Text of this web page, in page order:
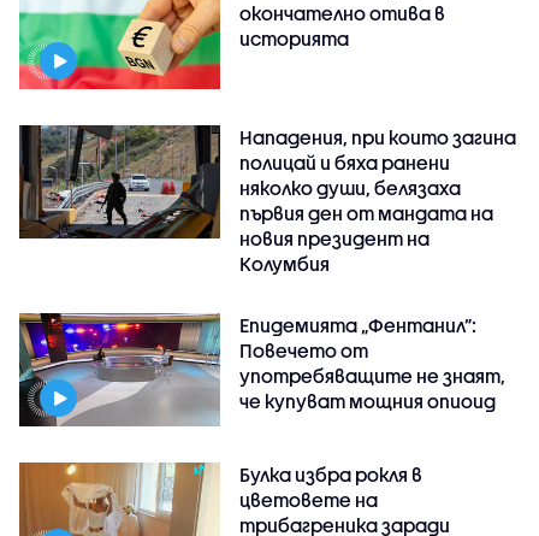
окончателно отива в
историята
Нападения, при които загина
полицай и бяха ранени
няколко души, белязаха
първия ден от мандата на
новия президент на
Колумбия
Епидемията „Фентанил”:
Повечето от
употребяващите не знаят,
че купуват мощния опиоид
Булка избра рокля в
цветовете на
трибагреника заради